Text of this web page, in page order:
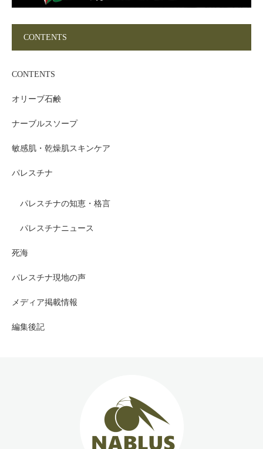
CONTENTS
CONTENTS
オリーブ石鹸
ナーブルスソープ
敏感肌・乾燥肌スキンケア
パレスチナ
パレスチナの知恵・格言
パレスチナニュース
死海
パレスチナ現地の声
メディア掲載情報
編集後記